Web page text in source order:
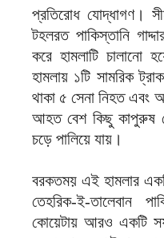
প্রতিরোধ যোদ্ধাগণ।
টহলরত পাকিস্তানি
করে হামলাটি চালানো
হামলায় ১টি সামরিক
থাকা ৫ সেনা নিহত
আহত বেশ কিছু কাপুরুষ
চড়ে পালিয়ে যায়।
বরকতময় এই হামলার
তেহরিক-ই-তালেবান
কোয়েটায় আরও একটি